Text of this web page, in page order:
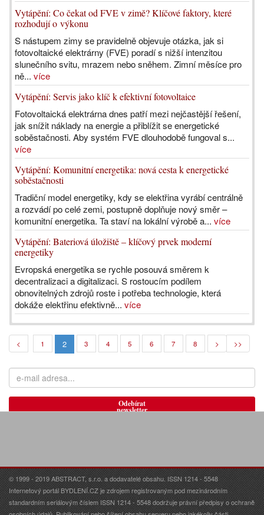
Vytápění: Co čekat od FVE v zimě? Klíčové faktory, které
rozhodují o výkonu
S nástupem zimy se pravidelně objevuje otázka, jak si
fotovoltaické elektrárny (FVE) poradí s nižší intenzitou
slunečního svitu, mrazem nebo sněhem. Zimní měsíce pro
ně... více
Vytápění: Servis jako klíč k efektivní fotovoltaice
Fotovoltaická elektrárna dnes patří mezi nejčastější řešení,
jak snížit náklady na energie a přiblížit se energetické
soběstačnosti. Aby systém FVE dlouhodobě fungoval s...
více
Vytápění: Komunitní energetika: nová cesta k energetické
soběstačnosti
Tradiční model energetiky, kdy se elektřina vyrábí centrálně
a rozvádí po celé zemi, postupně doplňuje nový směr –
komunitní energetika. Ta staví na lokální výrobě a... více
Vytápění: Bateriová úložiště – klíčový prvek moderní
energetiky
Evropská energetika se rychle posouvá směrem k
decentralizaci a digitalizaci. S rostoucím podílem
obnovitelných zdrojů roste i potřeba technologie, která
dokáže elektřinu efektivně... více
< 1 2 3 4 5 6 7 8 > >>
Odebírat
newsletter
© 1999 - 2019 ABSTRACT, s.r.o. a dodavatelé obsahu. ISSN 1214 - 5548
Internetový portál BYDLENÍ.CZ je zdrojem registrovaným pod mezinárodním
standardním seriálovým číslem ISSN 1214 - 5548 dodržuje právní předpisy o ochraně